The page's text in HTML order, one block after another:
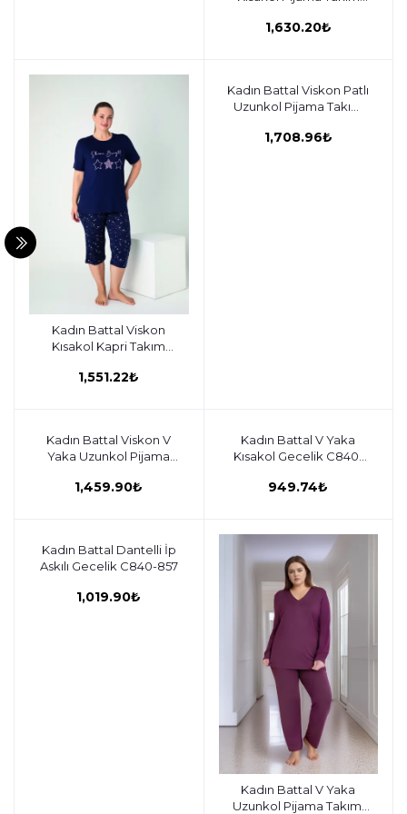
1,630.20₺
Sepete ekle
Kadın Battal Viskon
Kısakol Kapri Takım
1,551.22₺
Sepete ekle
Kadın Battal Viskon Patlı
Uzunkol Pijama Takım
1,708.96₺
Sepete ekle
Kadın Battal Viskon V
Yaka Uzunkol Pijama
1,459.90₺
Sepete ekle
Kadın Battal V Yaka
Kısakol Gecelik C840-
949.74₺
Sepete ekle
Kadın Battal Dantelli İp
Askılı Gecelik C840-857
1,019.90₺
Sepete ekle
Kadın Battal V Yaka
Uzunkol Pijama Takımı